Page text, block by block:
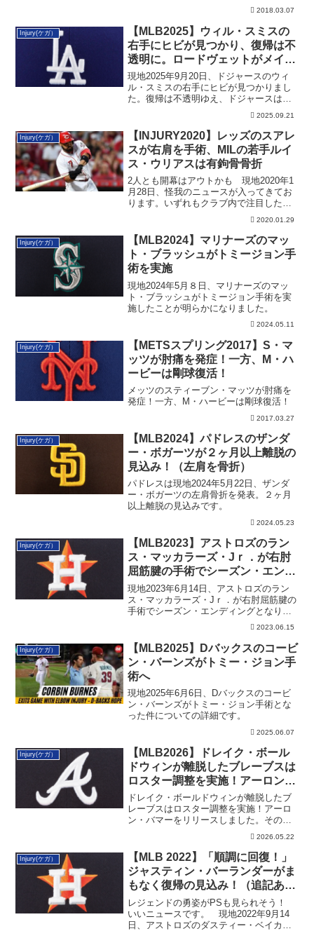
2018.03.07
Injury(ケガ）
【MLB2025】ウィル・スミスの
右手にヒビが見つかり、復帰は不
透明に。ロードヴェットがメイン
を務める
現地2025年9月20日、ドジャースのウィ
ル・スミスの右手にヒビが見つかりまし
た。復帰は不透明ゆえ、ドジャースはベ
ン・ロードヴェットをメインに起用して
2025.09.21
Injury(ケガ）
【INJURY2020】レッズのスアレ
スが右肩を手術、MILの若手ルイ
ス・ウリアスは有鉤骨骨折
2人とも開幕はアウトかも 現地2020年1
月28日、怪我のニュースが入ってきてお
ります。いずれもクラブ内で注目したい
2020.01.29
Injury(ケガ）
【MLB2024】マリナーズのマッ
ト・ブラッシュがトミージョン手
術を実施
現地2024年5月８日、マリナーズのマッ
ト・ブラッシュがトミージョン手術を実
施したことが明らかになりました。
2024.05.11
Injury(ケガ）
【METSスプリング2017】S・マ
ッツが肘痛を発症！一方、M・ハ
ービーは剛球復活！
メッツのスティーブン・マッツが肘痛を
発症！一方、M・ハービーは剛球復活！
2017.03.27
Injury(ケガ）
【MLB2024】パドレスのザンダ
ー・ボガーツが２ヶ月以上離脱の
見込み！（左肩を骨折）
パドレスは現地2024年5月22日、ザンダ
ー・ボガーツの左肩骨折を発表。２ヶ月
以上離脱の見込みです。
2024.05.23
Injury(ケガ）
【MLB2023】アストロズのラン
ス・マッカラーズ・Jｒ．が右肘
屈筋腱の手術でシーズン・エンデ
ィングへ
現地2023年6月14日、アストロズのラン
ス・マッカラーズ・Jｒ．が右肘屈筋腱の
手術でシーズン・エンディングとなりま
2023.06.15
Injury(ケガ）
【MLB2025】Dバックスのコービ
ン・バーンズがトミー・ジョン手
術へ
現地2025年6月6日、Dバックスのコービ
ン・バーンズがトミー・ジョン手術とな
った件についての詳細です。
2025.06.07
Injury(ケガ）
【MLB2026】ドレイク・ボール
ドウィンが離脱したブレーブスは
ロスター調整を実施！アーロン・
バマーをリリースへ
ドレイク・ボールドウィンが離脱したブ
レーブスはロスター調整を実施！アーロ
ン・バマーをリリースしました。その詳
2026.05.22
Injury(ケガ）
【MLB 2022】「順調に回復！」
ジャスティン・バーランダーがま
もなく復帰の見込み！（追記あ
り）
レジェンドの勇姿がPSも見られそう！
いいニュースです。 現地2022年9月14
日、アストロズのダスティー・ベイカー